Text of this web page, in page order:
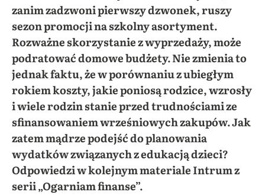
zanim zadzwoni pierwszy dzwonek, ruszy
sezon promocji na szkolny asortyment.
Rozważne skorzystanie z wyprzedaży, może
podratować domowe budżety. Nie zmienia to
jednak faktu, że w porównaniu z ubiegłym
rokiem koszty, jakie poniosą rodzice, wzrosły
i wiele rodzin stanie przed trudnościami ze
sfinansowaniem wrześniowych zakupów. Jak
zatem mądrze podejść do planowania
wydatków związanych z edukacją dzieci?
Odpowiedzi w kolejnym materiale Intrum z
serii „Ogarniam finanse”.